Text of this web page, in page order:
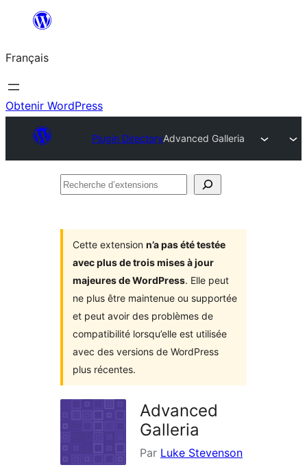
contenu
Français
Obtenir WordPress
Plugin DirectoryAdvanced Galleria
Recherche
Cette extension n’a pas été testée
avec plus de trois mises à jour
majeures de WordPress. Elle peut
ne plus être maintenue ou supportée
et peut avoir des problèmes de
compatibilité lorsqu’elle est utilisée
avec des versions de WordPress
plus récentes.
Advanced
Galleria
Par Luke Stevenson